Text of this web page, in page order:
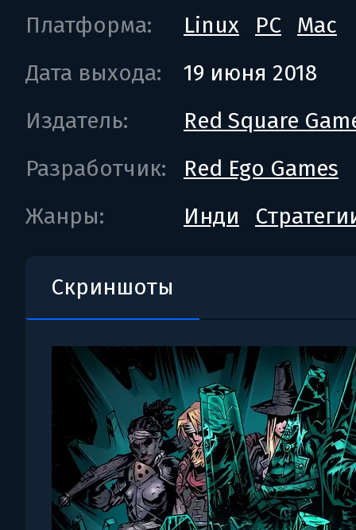
Платформа:
Linux PC
Mac
Дата выхода:
19 июня 2018
Издатель:
Red Square
Разработчик:
Red Ego Games
Жанры:
Инди
Скриншоты